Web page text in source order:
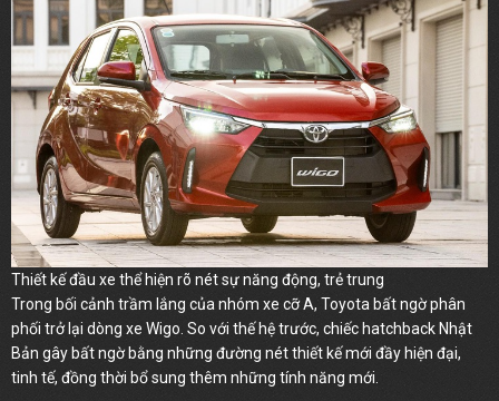
Thiết kế đầu xe thể hiện rõ nét sự năng động, trẻ trung
Trong bối cảnh trầm lắng của nhóm xe cỡ A, Toyota bất ngờ phân
phối trở lại dòng xe Wigo. So với thế hệ trước, chiếc hatchback Nhật
Bản gây bất ngờ bằng những đường nét thiết kế mới đầy hiện đại,
tinh tế, đồng thời bổ sung thêm những tính năng mới.